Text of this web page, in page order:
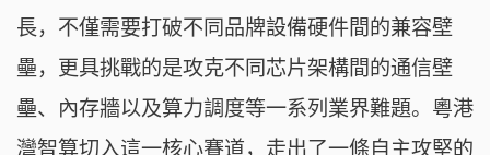
長，不僅需要打破不同品牌設備硬件間的兼容壁
壘，更具挑戰的是攻克不同芯片架構間的通信壁
壘、內存牆以及算力調度等一系列業界難題。粵港
灣智算切入這一核心賽道，走出了一條自主攻堅的